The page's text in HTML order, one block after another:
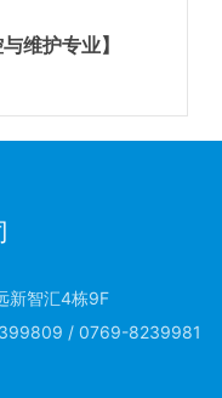
维护专业】
新智汇4栋9F
/0769-8239981